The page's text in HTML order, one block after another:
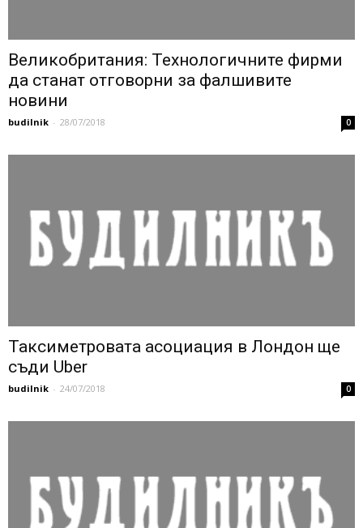
Великобритания: Технологичните фирми
да станат отговорни за фалшивите
новини
budilnik - 28/07/2018 0
Таксиметровата асоциация в Лондон ще
съди Uber
budilnik - 24/07/2018 0